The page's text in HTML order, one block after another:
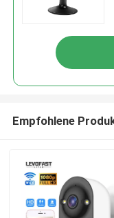
Empfohlene